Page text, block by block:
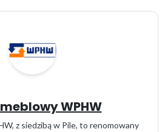
WPHW
z siedzibą w Pile, to renomowany